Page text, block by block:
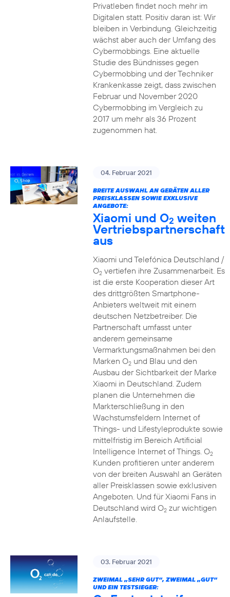
Privatleben findet noch mehr im
Digitalen statt. Positiv daran ist: Wir
bleiben in Verbindung. Gleichzeitig
wächst aber auch der Umfang des
Cybermobbings. Eine aktuelle
Studie des Bündnisses gegen
Cybermobbing und der Techniker
Krankenkasse zeigt, dass zwischen
Februar und November 2020
Cybermobbing im Vergleich zu
2017 um mehr als 36 Prozent
zugenommen hat.
04. Februar 2021
BREITE AUSWAHL AN GERÄTEN ALLER
PREISKLASSEN SOWIE EXKLUSIVE
ANGEBOTE:
Xiaomi und O2 weiten
Vertriebspartnerschaft
aus
Xiaomi und Telefónica Deutschland /
O2vertiefen ihre Zusammenarbeit. Es
ist die erste Kooperation dieser Art
des drittgrößten Smartphone-
Anbieters weltweit mit einem
deutschen Netzbetreiber. Die
Partnerschaft umfasst unter
anderem gemeinsame
Vermarktungsmaßnahmen bei den
Marken O2und Blau und den
Ausbau der Sichtbarkeit der Marke
Xiaomi in Deutschland. Zudem
planen die Unternehmen die
Markterschließung in den
Wachstumsfeldern Internet of
Things- und Lifestyleprodukte sowie
mittelfristig im Bereich Artificial
Intelligence Internet of Things. O2
Kunden profitieren unter anderem
von der breiten Auswahl an Geräten
aller Preisklassen sowie exklusiven
Angeboten. Und für Xiaomi Fans in
Deutschland wird O2zur wichtigen
Anlaufstelle.
03. Februar 2021
ZWEIMAL „SEHR GUT“, ZWEIMAL „GUT“
UND EIN TESTSIEGER: